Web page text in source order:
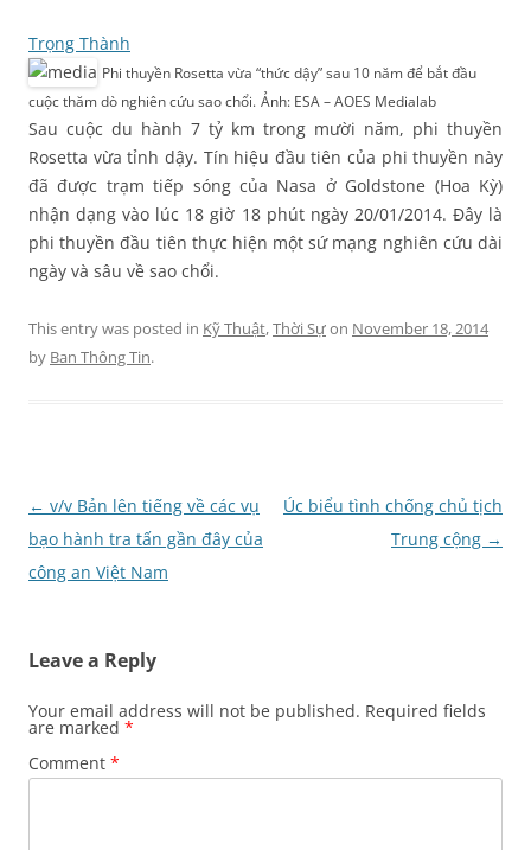
Trọng Thành
Phi thuyền Rosetta vừa “thức dậy” sau 10 năm để bắt đầu
cuộc thăm dò nghiên cứu sao chổi. Ảnh: ESA – AOES Medialab
Sau cuộc du hành 7 tỷ km trong mười năm, phi thuyền
Rosetta vừa tỉnh dậy. Tín hiệu đầu tiên của phi thuyền này
đã được trạm tiếp sóng của Nasa ở Goldstone (Hoa Kỳ)
nhận dạng vào lúc 18 giờ 18 phút ngày 20/01/2014. Đây là
phi thuyền đầu tiên thực hiện một sứ mạng nghiên cứu dài
ngày và sâu về sao chổi.
This entry was posted in Kỹ Thuật,Thời Sựon November 18, 2014
by Ban Thông Tin.
Post
navigation
← v/v Bản lên tiếng về các vụ
bạo hành tra tấn gần đây của
công an Việt Nam
Úc biểu tình chống chủ tịch
Trung cộng →
Leave a Reply
Your email address will not be published. Required fields
are marked *
Comment *